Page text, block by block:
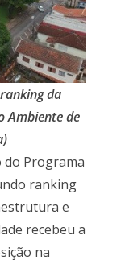
da
Ambiente de
do Programa
ranking
e
recebeu a
na